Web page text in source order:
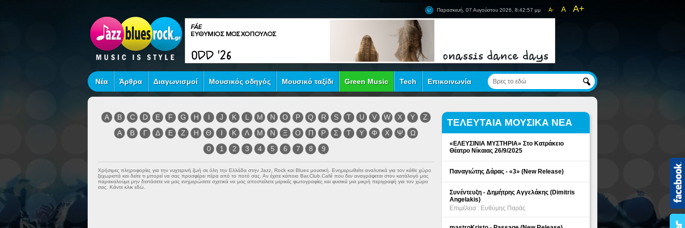
A- A A+
Παρασκευή, 07 Αυγούστου 2026, 8:42:57 μμ
Νέα Άρθρα Διαγωνισμοί Μουσικός οδηγός Μουσικό ταξίδι Green Music Tech Επικοινωνία
A B C D E F G H I J K L M N O P Q R S T U V W X Y
Z
Α
Β Γ Δ Ε Ζ Η Θ Ι Κ Λ Μ Ν Ξ Ο Π Ρ Σ Τ Υ Φ Χ Ψ
Ω
0
1 2 3 4 5 6 7 8 9
Χρήσιμες πληροφορίες για την νυχτερινή ζωή σε όλη την Ελλάδα στην Jazz Rock και Blues μουσική. Ενημερωθείτε αναλυτικά για τον κάθε χώρο
ξεχωριστά και δείτε τι μπορεί να σας προσφέρει πέρα από το ποτό σας. Αν έχετε κάποιο Bar,Club,Café που δεν αναγράφεται στον κατάλογό μας
παρακαλούμε μην διστάσετε να μας ενημερώσετε σχετικά να μας αποστείλετε μερικές φωτογραφίες και φυσικά μια μικρή περιγραφή για τον χώρο
σας. Κάντε κλικ εδώ.
ΤΕΛΕΥΤΑΙΑ ΜΟΥΣΙΚΑ ΝΕΑ
«ΕΛΕΥΣΙΝΙΑ ΜΥΣΤΗΡΙΑ» Στο Κατράκειο
Θέατρο Νίκαιας 26/9/2025
Παναγιώτης Δάρας - «3» (New Release)
Συνέντευξη - Δημήτρης Αγγελάκης (Dimitris
Angelakis)
Επιμέλεια : Ευθύμης Παράς